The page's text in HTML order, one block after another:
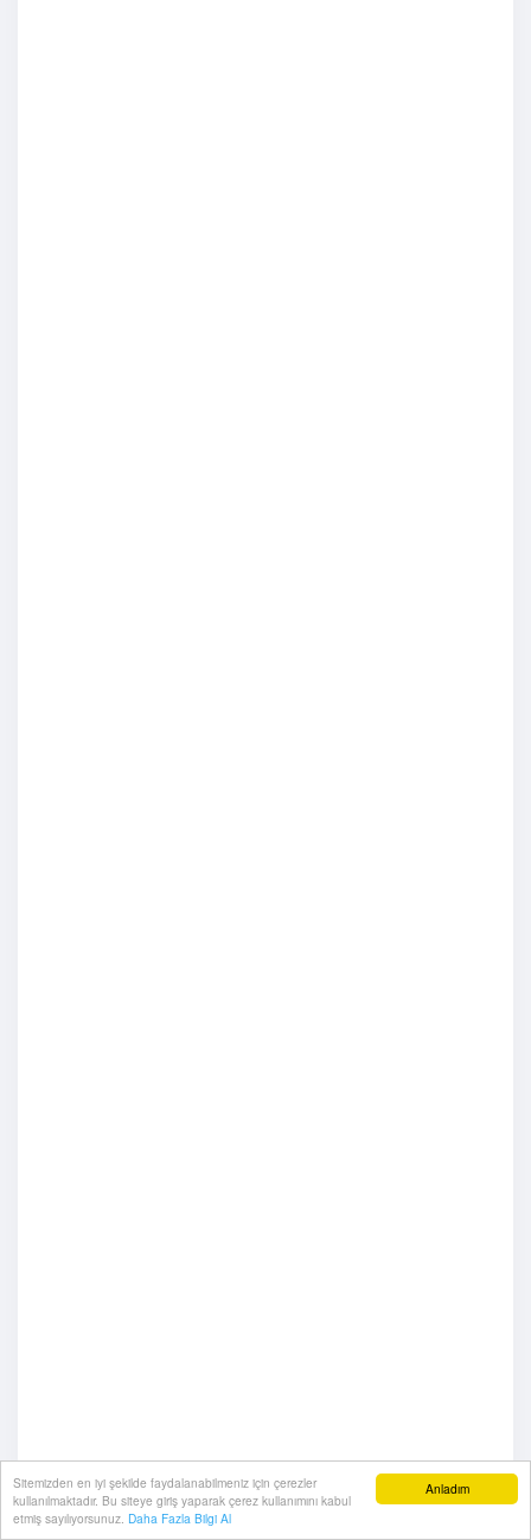
Anladım
Sitemizden en iyi şekilde faydalanabilmeniz için çerezler
kullanılmaktadır. Bu siteye giriş yaparak çerez kullanımını kabul
etmiş sayılıyorsunuz. Daha Fazla Bilgi Al